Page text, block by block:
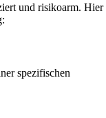
und risikoarm. Hier
spezifischen